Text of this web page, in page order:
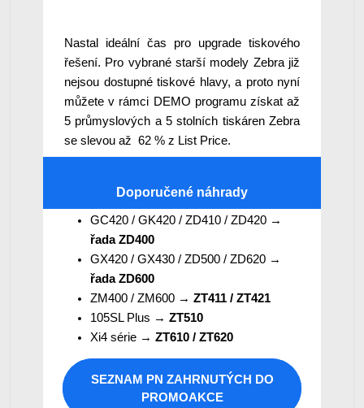
Nastal ideální čas pro upgrade tiskového
řešení. Pro vybrané starší modely Zebra již
nejsou dostupné tiskové hlavy, a proto nyní
můžete v rámci DEMO programu získat až
5 průmyslových a 5 stolních tiskáren Zebra
se slevou až 62 % z List Price.
Doporučené náhrady
GC420 / GK420 / ZD410 / ZD420 →
řada ZD400
GX420 / GX430 / ZD500 / ZD620 →
řada ZD600
ZM400 / ZM600 → ZT411 / ZT421
105SL Plus → ZT510
Xi4 série → ZT610 / ZT620
SEZNAM PN ZAHRNUTÝCH DO
PROMOAKCE